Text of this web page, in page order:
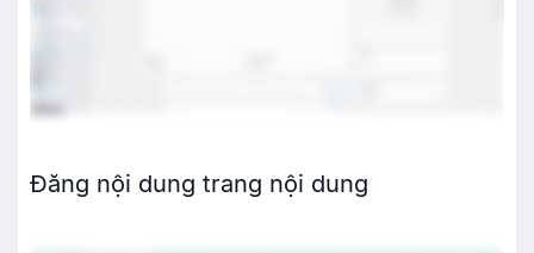
Đăng nội dung trang nội dung